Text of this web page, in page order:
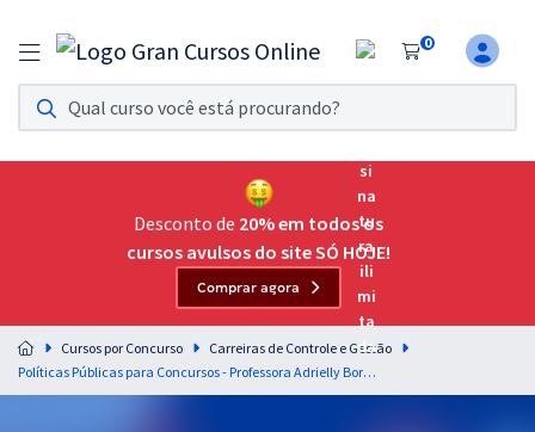
0
Assinatura Ilimitada 11
Acesso a todos os cursos. Teste grátis por 7 dias!
Assinatura OAB Até Passar
Acesso ilimitado a toda preparação para o Exame da
Residências Multiprofissionais
Preparação completa e intensiva para as principais
residências em saúde do Brasil
Desconto de 20% em todos os
cursos avulsos do site SÓ HOJE!
Comprar agora
Cursos por Concurso
Carreiras de Controle e Gestão
Políticas Públicas para Concursos - Professora Adrielly Borges